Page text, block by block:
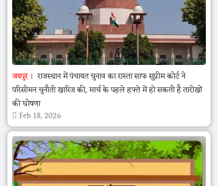
जयपुर
राजस्थान में पंचायत चुनाव का रास्ता साफ सुप्रीम कोर्ट ने
परिसीमन चुनौती खारिज की, मार्च के पहले हफ्ते में हो सकती है तारीखों
की घोषणा
Feb 18, 2026